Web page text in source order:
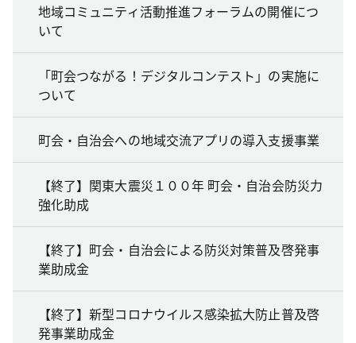
地域コミュニティ活動推進フォーラムの開催につ
いて
「町会つながる！デジタルコンテスト」の実施に
ついて
町会・自治会への地域交流アプリの導入支援事業
【終了】関東大震災１００年 町会・自治会防災力
強化助成
【終了】町会・自治会による防災対策普及啓発事
業助成金
【終了】新型コロナウイルス感染拡大防止普及啓
発事業助成金